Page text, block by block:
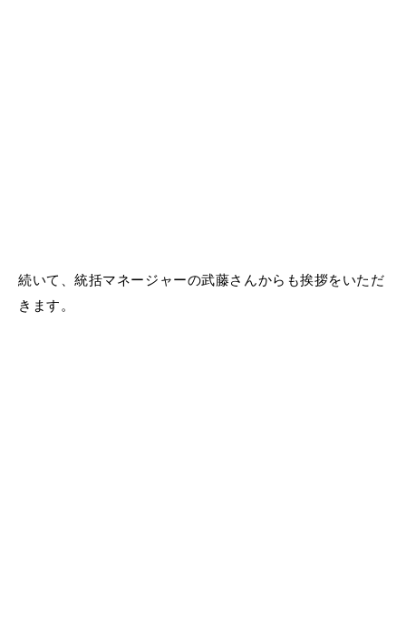
続いて、統括マネージャーの武藤さんからも挨拶をいただ
きます。